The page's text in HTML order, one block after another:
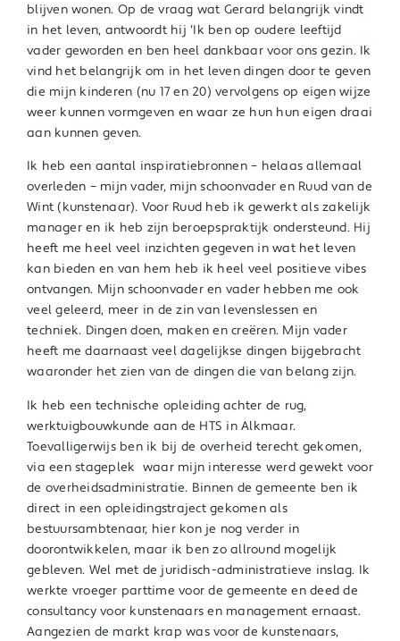
blijven wonen. Op de vraag wat Gerard belangrijk vindt
in het leven, antwoordt hij ‘Ik ben op oudere leeftijd
vader geworden en ben heel dankbaar voor ons gezin. Ik
vind het belangrijk om in het leven dingen door te geven
die mijn kinderen (nu 17 en 20) vervolgens op eigen wijze
weer kunnen vormgeven en waar ze hun hun eigen draai
aan kunnen geven.
Ik heb een aantal inspiratiebronnen – helaas allemaal
overleden – mijn vader, mijn schoonvader en Ruud van de
Wint (kunstenaar). Voor Ruud heb ik gewerkt als zakelijk
manager en ik heb zijn beroepspraktijk ondersteund. Hij
heeft me heel veel inzichten gegeven in wat het leven
kan bieden en van hem heb ik heel veel positieve vibes
ontvangen. Mijn schoonvader en vader hebben me ook
veel geleerd, meer in de zin van levenslessen en
techniek. Dingen doen, maken en creëren. Mijn vader
heeft me daarnaast veel dagelijkse dingen bijgebracht
waaronder het zien van de dingen die van belang zijn.
Ik heb een technische opleiding achter de rug,
werktuigbouwkunde aan de HTS in Alkmaar.
Toevalligerwijs ben ik bij de overheid terecht gekomen,
via een stageplek waar mijn interesse werd gewekt voor
de overheidsadministratie. Binnen de gemeente ben ik
direct in een opleidingstraject gekomen als
bestuursambtenaar, hier kon je nog verder in
doorontwikkelen, maar ik ben zo allround mogelijk
gebleven. Wel met de juridisch-administratieve inslag. Ik
werkte vroeger parttime voor de gemeente en deed de
consultancy voor kunstenaars en management ernaast.
Aangezien de markt krap was voor de kunstenaars,